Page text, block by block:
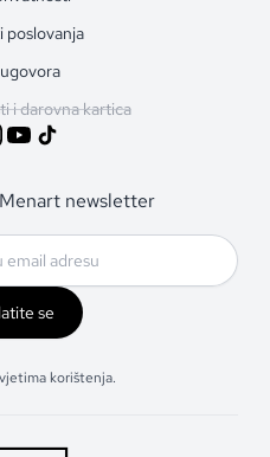
poslovanja
i darovna kartica
newsletter
se
korištenja.